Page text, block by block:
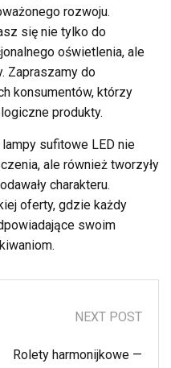
rozwoju.
się nie tylko do
oświetlenia, ale
Zapraszamy do
konsumentów, którzy
produkty.
sufitowe LED nie
ale również tworzyły
charakteru.
oferty, gdzie każdy
swoim
NEXT POST
Rolety harmonijkowe —